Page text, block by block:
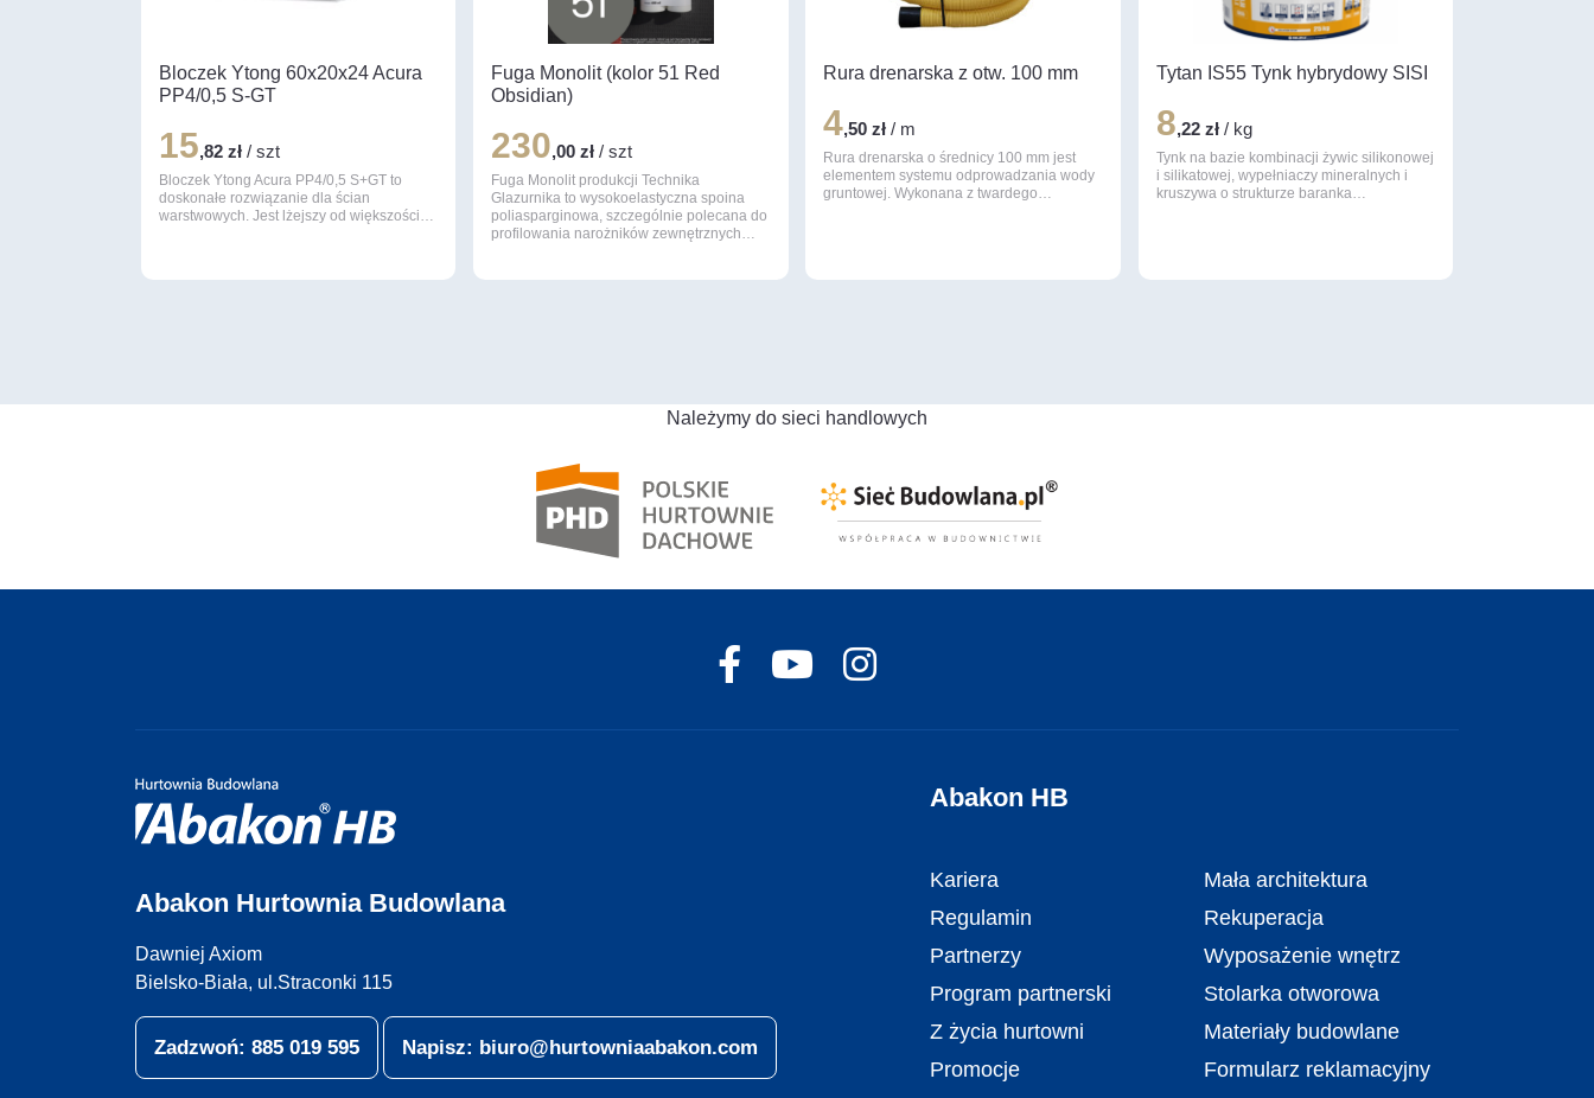
Bloczek Ytong 60x20x24 Acura
PP4/0,5 S-GT
15,82 zł / szt
Bloczek Ytong Acura PP4/0,5 S+GT to
doskonałe rozwiązanie dla ścian
warstwowych. Jest lżejszy od większości…
Fuga Monolit (kolor 51 Red
Obsidian)
230,00 zł / szt
Fuga Monolit produkcji Technika
Glazurnika to wysokoelastyczna spoina
poliasparginowa, szczególnie polecana do
profilowania narożników zewnętrznych…
Rura drenarska z otw. 100 mm
4,50 zł / m
Rura drenarska o średnicy 100 mm jest
elementem systemu odprowadzania wody
gruntowej. Wykonana z twardego…
Tytan IS55 Tynk hybrydowy SISI
8,22 zł/ kg
Tynk na bazie kombinacji żywic silikonowej
i silikatowej, wypełniaczy mineralnych i
kruszywa o strukturze baranka…
Należymy do sieci handlowych
Abakon Hurtownia Budowlana
Dawniej Axiom
Bielsko-Biała, ul.Straconki 115
Zadzwoń: 885 019 595 Napisz: biuro@hurtowniaabakon.com
Abakon HB
Kariera
Regulamin
Partnerzy
Program partnerski
Z życia hurtowni
Promocje
Mała architektura
Rekuperacja
Wyposażenie wnętrz
Stolarka otworowa
Materiały budowlane
Formularz reklamacyjny